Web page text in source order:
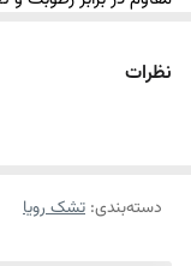
مناسب برای اوزان
اسکلت فنر متصل
نظرات
دسته‌بندی: تشک رویا